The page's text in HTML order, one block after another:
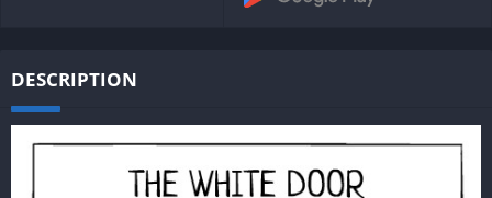
DESCRIPTION